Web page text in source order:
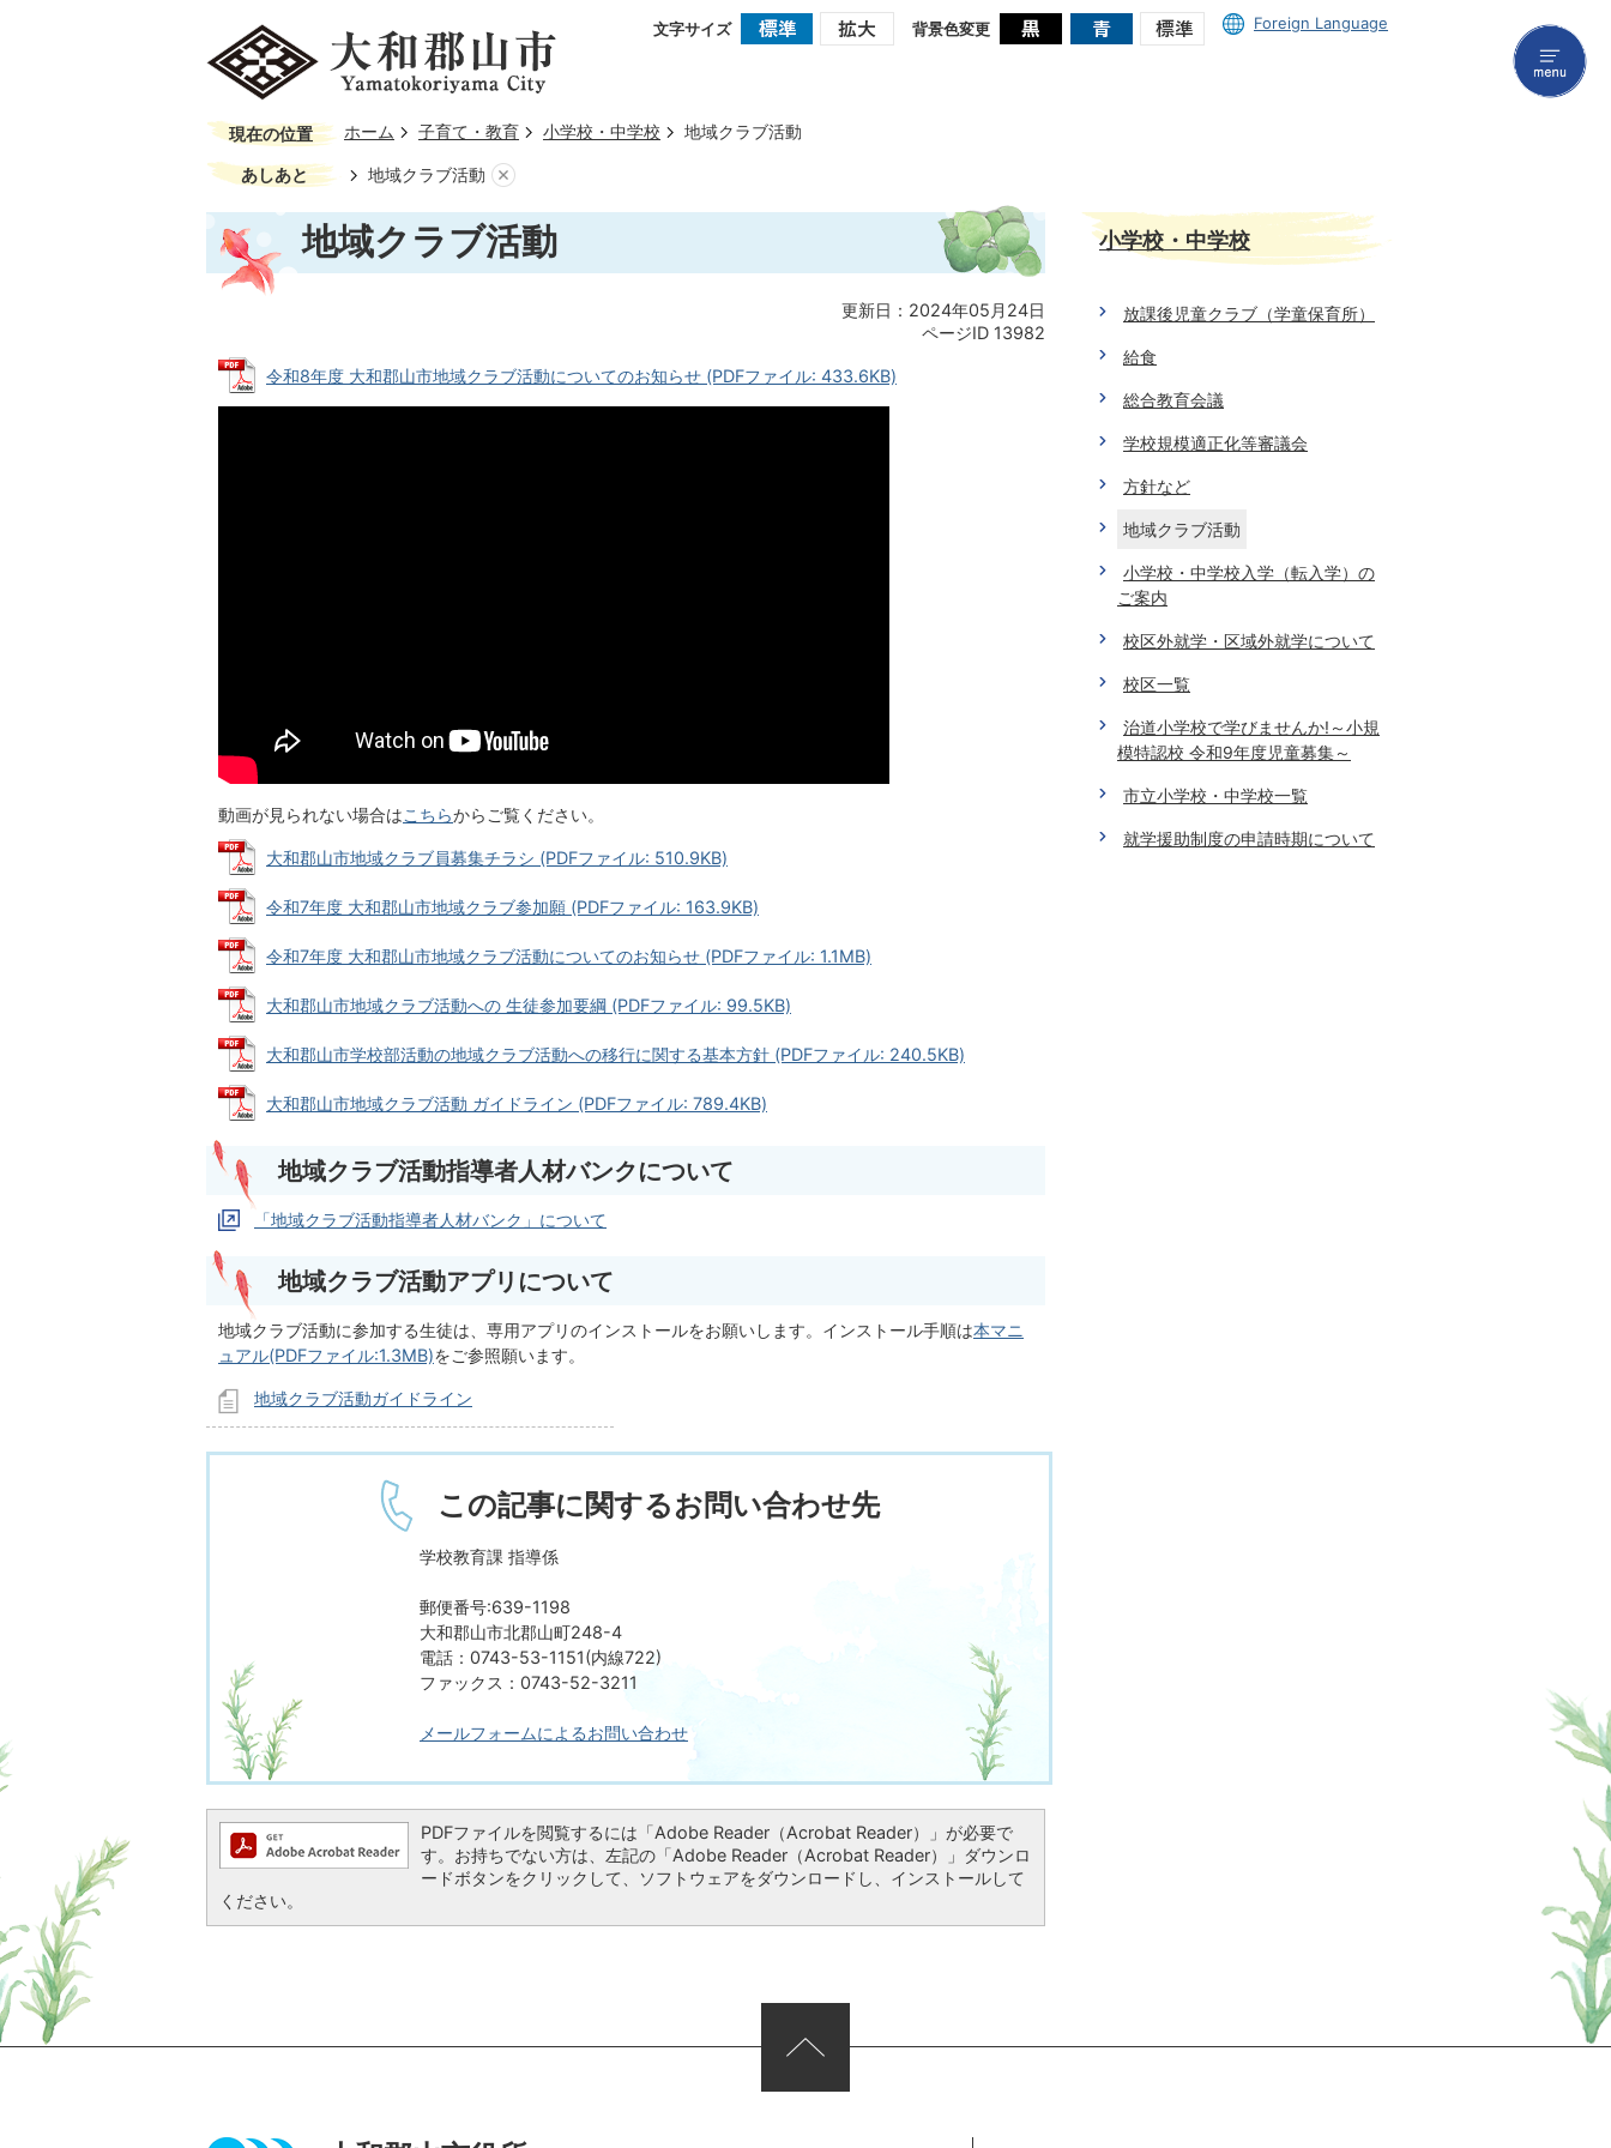
文字サイズ 背景色変更 Foreign Language
現在の位置 ホーム 子育て・教育 小学校・中学校 地域クラブ活動
あしあと 地域クラブ活動
地域クラブ活動
更新日：2024年05月24日
ページID 13982
令和8年度 大和郡山市地域クラブ活動についてのお知らせ (PDFファイル: 433.6KB)
動画が見られない場合はこちらからご覧ください。
大和郡山市地域クラブ員募集チラシ (PDFファイル: 510.9KB)
令和7年度 大和郡山市地域クラブ参加願 (PDFファイル: 163.9KB)
令和7年度 大和郡山市地域クラブ活動についてのお知らせ (PDFファイル: 1.1MB)
大和郡山市地域クラブ活動への 生徒参加要綱 (PDFファイル: 99.5KB)
大和郡山市学校部活動の地域クラブ活動への移行に関する基本方針 (PDFファイル: 240.5KB)
大和郡山市地域クラブ活動 ガイドライン (PDFファイル: 789.4KB)
地域クラブ活動指導者人材バンクについて
「地域クラブ活動指導者人材バンク」について
地域クラブ活動アプリについて
地域クラブ活動に参加する生徒は、専用アプリのインストールをお願いします。インストール手順は本マニ
ュアル(PDFファイル:1.3MB)をご参照願います。
地域クラブ活動ガイドライン
この記事に関するお問い合わせ先
学校教育課 指導係
郵便番号:639-1198
大和郡山市北郡山町248-4
電話：0743-53-1151(内線722)
ファックス：0743-52-3211
メールフォームによるお問い合わせ
PDFファイルを閲覧するには「Adobe Reader（Acrobat Reader）」が必要で
す。お持ちでない方は、左記の「Adobe Reader（Acrobat Reader）」ダウンロ
ードボタンをクリックして、ソフトウェアをダウンロードし、インストールして
ください。
小学校・中学校
放課後児童クラブ（学童保育所）
給食
総合教育会議
学校規模適正化等審議会
方針など
地域クラブ活動
小学校・中学校入学（転入学）の
ご案内
校区外就学・区域外就学について
校区一覧
治道小学校で学びませんか!～小規
模特認校 令和9年度児童募集～
市立小学校・中学校一覧
就学援助制度の申請時期について